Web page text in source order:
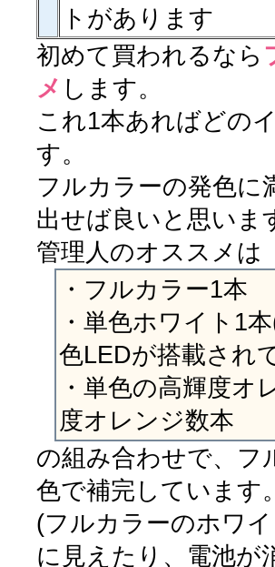
トがあります
初めて買われるなら
メ します。
これ1本あればどの
す。
フルカラーの発色に
出せば良いと思いま
管理人のオススメは
・フルカラー1本
・単色ホワイト1
色LEDが搭載され
・単色の高輝度オ
度オレンジ数本
の組み合わせで、フ
色で補完しています。
(フルカラーのホワ
に見えたり、電池が